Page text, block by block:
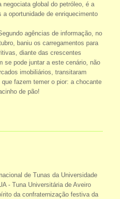
global do petróleo, é a
oportunidade de enriquecimento
agências de informação, no
baniu os carregamentos para
diante das crescentes
se pode juntar a este cenário, não
imobiliários, transitaram
fazem temer o pior: a chocante
de pão!
de Tunas da Universidade
- Tuna Universitária de Aveiro
da confraternização festiva da